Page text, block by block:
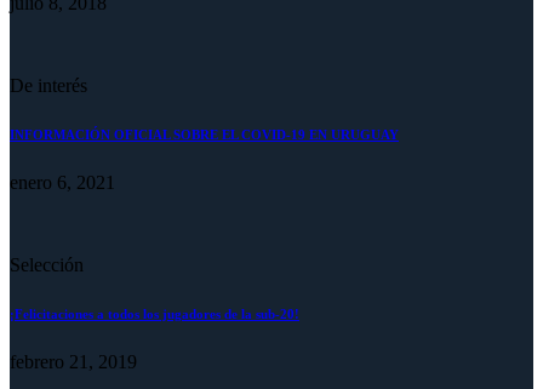
De interés
INFORMACIÓN OFICIAL SOBRE EL COVID-19 EN URUGUAY
enero 6, 2021
Selección
¡Felicitaciones a todos los jugadores de la sub-20!
febrero 21, 2019